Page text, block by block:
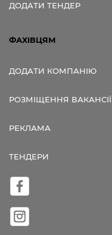
ДОДАТИ ТЕНДЕР
ФАХІВЦЯМ
ДОДАТИ КОМПАНІЮ
РОЗМІЩЕННЯ ВАКАНСІЇ
РЕКЛАМА
ТЕНДЕРИ